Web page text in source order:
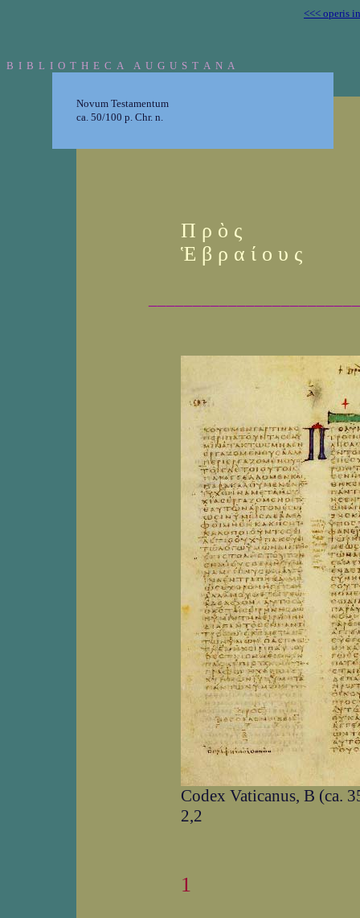
<<< operis
B I B L I O T H E C A A U G U S T A N A
Novum Testamentum
ca. 50/100 p. Chr. n.
Π ρ ὸ ς
Ἑ β ρ α ί ο υ ς
Codex Vaticanus, B (ca.
2,2
1